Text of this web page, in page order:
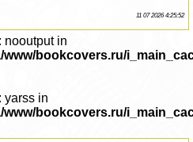
11 07 2026 4:25:52
nooutput in
www/bookcovers.ru/
yarss in
www/bookcovers.ru/